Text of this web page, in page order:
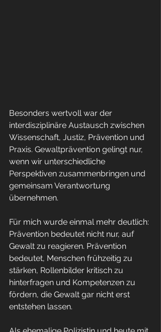
Besonders wertvoll war der
interdisziplinäre Austausch zwischen
Wissenschaft, Justiz, Prävention und
Praxis. Gewaltprävention gelingt nur,
wenn wir unterschiedliche
Perspektiven zusammenbringen und
gemeinsam Verantwortung
übernehmen.
Für mich wurde einmal mehr deutlich:
Prävention bedeutet nicht nur, auf
Gewalt zu reagieren. Prävention
bedeutet, Menschen frühzeitig zu
stärken, Rollenbilder kritisch zu
hinterfragen und Kompetenzen zu
fördern, die Gewalt gar nicht erst
entstehen lassen.